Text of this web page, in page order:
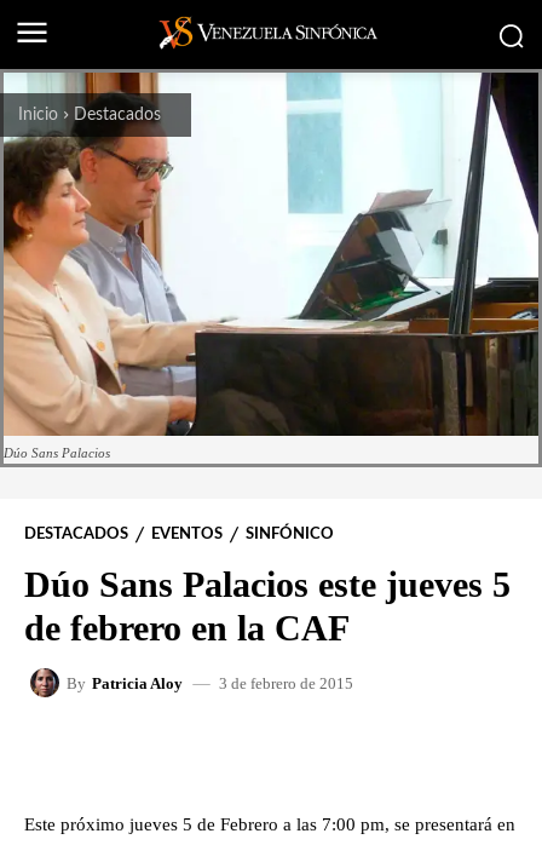
Inicio Destacados
Dúo Sans Palacios
DESTACADOS EVENTOS SINFÓNICO
Dúo Sans Palacios este jueves 5
de febrero en la CAF
By Patricia Aloy 3 de febrero de 2015
Este próximo jueves 5 de Febrero a las 7:00 pm, se presentará en